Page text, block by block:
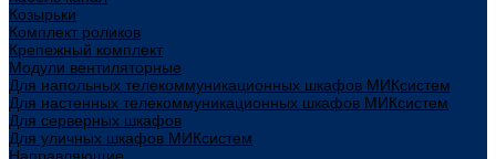
Козырьки
Комплект роликов
Крепежный комплект
Модули вентиляторные
Для напольных телекоммуникационных шкафов МИКсистем
Для настенных телекоммуникационных шкафов МИКсистем
Для серверных шкафов
Для уличных шкафов МИКсистем